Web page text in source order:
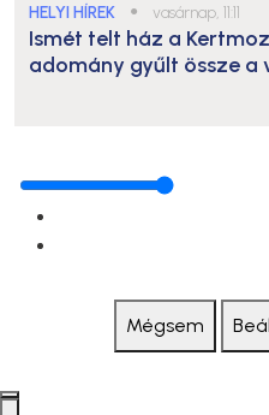
HELYI HÍREK ● vasárnap, 11:11
Ismét telt ház a
adomány gyűlt össze a
Mégsem